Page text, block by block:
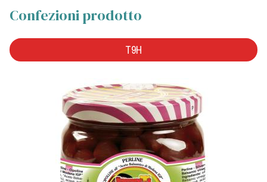
Confezioni prodotto
T9H